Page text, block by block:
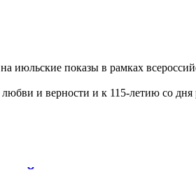
июльские показы в рамках
и верности и к 115-летию со дня